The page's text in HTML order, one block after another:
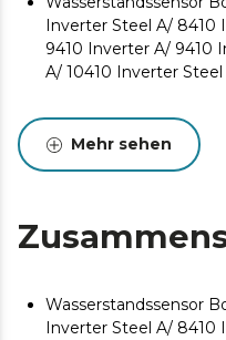
Inverter Steel A/ 8410
9410 Inverter A/ 9410
A/ 10410 Inverter Steel
Mehr sehen
Wasserstandssensor
Inverter Steel A/ 8410